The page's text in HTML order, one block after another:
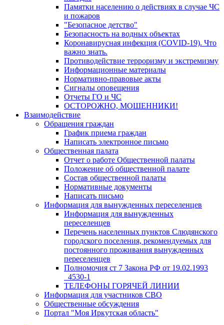
Памятки населению о действиях в случае ЧС
и пожаров
"Безопасное детство"
Безопасность на водных объектах
Коронавирусная инфекция (COVID-19). Что
важно знать.
Противодействие терроризму и экстремизму
Информационные материалы
Нормативно-правовые акты
Сигналы оповещения
Отчеты ГО и ЧС
ОСТОРОЖНО, МОШЕННИКИ!
Взаимодействие
Обращения граждан
График приема граждан
Написать электронное письмо
Общественная палата
Отчет о работе Общественной палаты
Положение об общественной палате
Состав общественной палаты
Нормативные документы
Написать письмо
Информация для вынужденных переселенцев
Информация для вынужденных
переселенцев
Перечень населенных пунктов Слюдянского
городского поселения, рекомендуемых для
постоянного проживания вынужденных
переселенцев
Полномочия ст 7 Закона РФ от 19.02.1993
_4530-1
ТЕЛЕФОНЫ ГОРЯЧЕЙ ЛИНИИ
Информация для участников СВО
Общественные обсуждения
Портал "Моя Иркутская область"